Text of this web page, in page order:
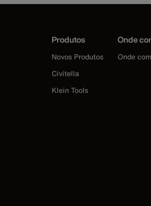
Produtos
Novos Produtos
Civitella
Klein Tools
Onde
Onde